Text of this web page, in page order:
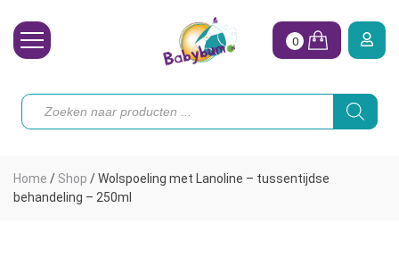
Toebehoren
Vrouw
0
Producten
zoeken
Home / Shop /Wolspoeling met Lanoline – tussentijdse
behandeling – 250ml